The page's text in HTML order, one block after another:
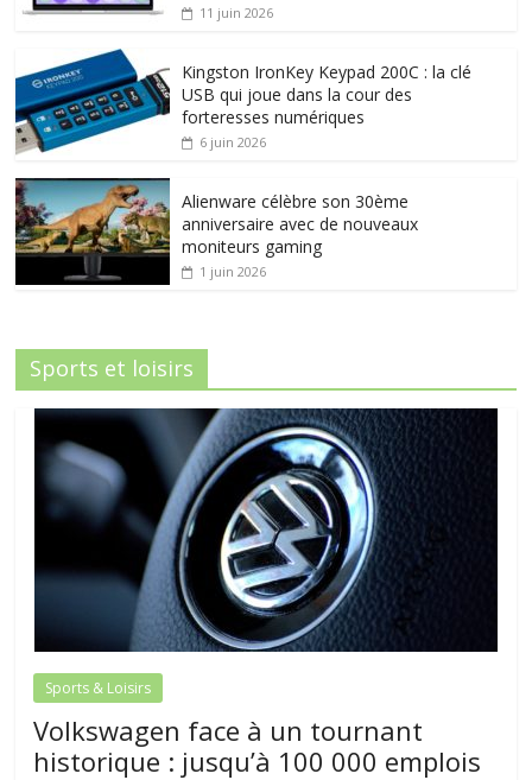
11 juin 2026
Kingston IronKey Keypad 200C : la clé
USB qui joue dans la cour des
forteresses numériques
6 juin 2026
Alienware célèbre son 30ème
anniversaire avec de nouveaux
moniteurs gaming
1 juin 2026
Sports et loisirs
Sports & Loisirs
Volkswagen face à un tournant
historique : jusqu’à 100 000 emplois